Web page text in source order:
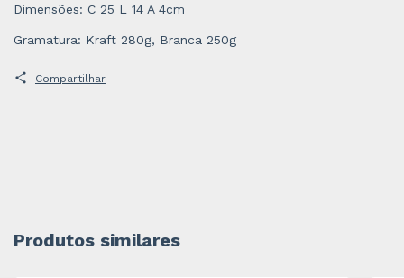
Dimensões: C 25 L 14 A 4cm
Gramatura: Kraft 280g, Branca 250g
Compartilhar
Produtos similares